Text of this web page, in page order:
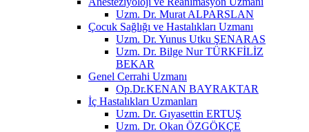
Uzm. Dr. Murat ALPARSLAN
Çocuk Sağlığı ve Hastalıkları Uzmanı
Uzm. Dr. Yunus Utku ŞENARAS
Uzm. Dr. Bilge Nur TÜRKFİLİZ
BEKAR
Genel Cerrahi Uzmanı
Op.Dr.KENAN BAYRAKTAR
İç Hastalıkları Uzmanları
Uzm. Dr. Gıyasettin ERTUŞ
Uzm. Dr. Okan ÖZGÖKÇE